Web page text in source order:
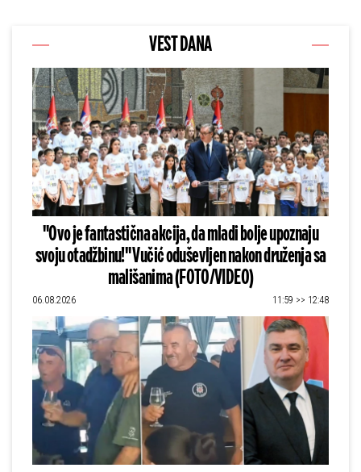
VEST DANA
"Ovo je fantastična akcija, da mladi bolje upoznaju
svoju otadžbinu!" Vučić oduševljen nakon druženja sa
mališanima (FOTO/VIDEO)
06.08.2026 11:59 >> 12:48